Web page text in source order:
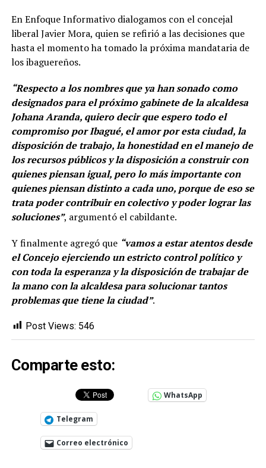
En Enfoque Informativo dialogamos con el concejal
liberal Javier Mora, quien se refirió a las decisiones que
hasta el momento ha tomado la próxima mandataria de
los ibaguereños.
“Respecto a los nombres que ya han sonado como
designados para el próximo gabinete de la alcaldesa
Johana Aranda, quiero decir que espero todo el
compromiso por Ibagué, el amor por esta ciudad, la
disposición de trabajo, la honestidad en el manejo de
los recursos públicos y la disposición a construir con
quienes piensan igual, pero lo más importante con
quienes piensan distinto a cada uno, porque de eso se
trata poder contribuir en colectivo y poder lograr las
soluciones”, argumentó el cabildante.
Y finalmente agregó que “vamos a estar atentos desde
el Concejo ejerciendo un estricto control político y
con toda la esperanza y la disposición de trabajar de
la mano con la alcaldesa para solucionar tantos
problemas que tiene la ciudad”.
Post Views: 546
Comparte esto:
WhatsApp
Telegram
Correo electrónico